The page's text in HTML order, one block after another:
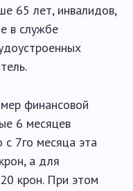
65 лет, инвалидов,
в службе
финансовой
6 месяцев
с 7го месяца эта
а для
крон. При этом